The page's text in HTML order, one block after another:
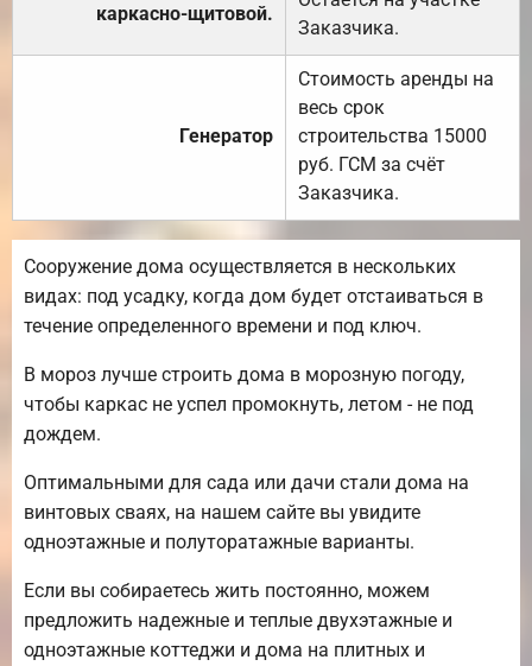
каркасно-щитовой.
Заказчика.
Генератор
Стоимость аренды на
весь срок
строительства 15000
руб. ГСМ за счёт
Заказчика.
Сооружение дома осуществляется в нескольких
видах: под усадку, когда дом будет отстаиваться в
течение определенного времени и под ключ.
В мороз лучше строить дома в морозную погоду,
чтобы каркас не успел промокнуть, летом - не под
дождем.
Оптимальными для сада или дачи стали дома на
винтовых сваях, на нашем сайте вы увидите
одноэтажные и полуторатажные варианты.
Если вы собираетесь жить постоянно, можем
предложить надежные и теплые двухэтажные и
одноэтажные коттеджи и дома на плитных и